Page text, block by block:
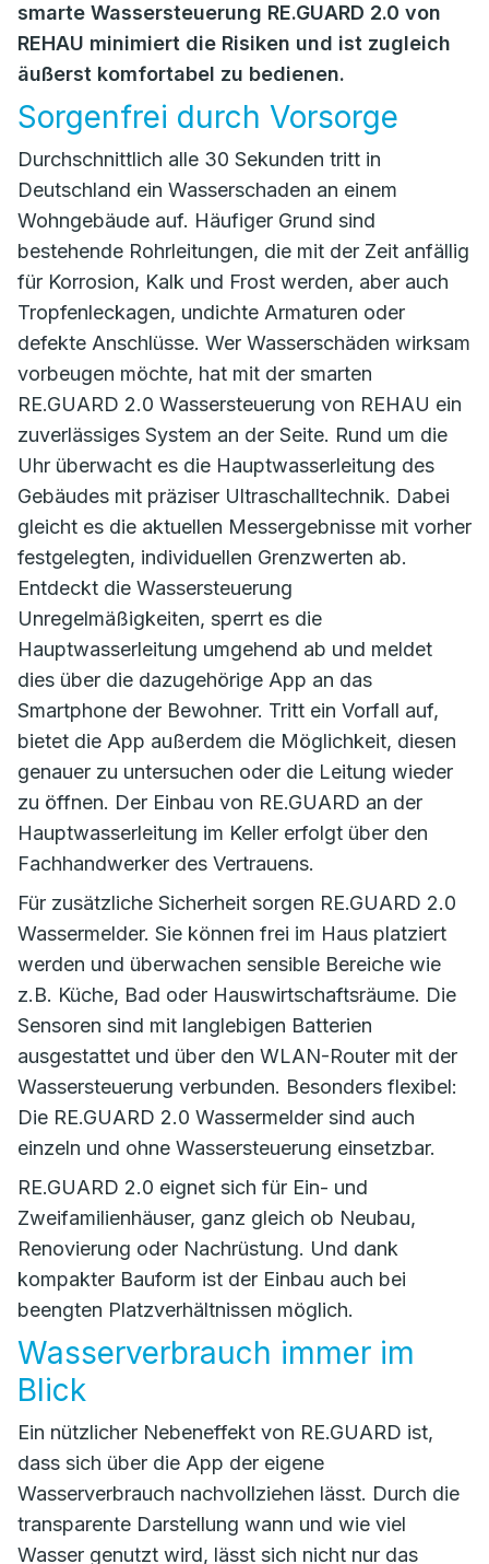
smarte Wassersteuerung RE.GUARD 2.0 von
REHAU minimiert die Risiken und ist zugleich
äußerst komfortabel zu bedienen.
Sorgenfrei durch Vorsorge
Durchschnittlich alle 30 Sekunden tritt in
Deutschland ein Wasserschaden an einem
Wohngebäude auf. Häufiger Grund sind
bestehende Rohrleitungen, die mit der Zeit anfällig
für Korrosion, Kalk und Frost werden, aber auch
Tropfenleckagen, undichte Armaturen oder
defekte Anschlüsse. Wer Wasserschäden wirksam
vorbeugen möchte, hat mit der smarten
RE.GUARD 2.0 Wassersteuerung von REHAU ein
zuverlässiges System an der Seite. Rund um die
Uhr überwacht es die Hauptwasserleitung des
Gebäudes mit präziser Ultraschalltechnik. Dabei
gleicht es die aktuellen Messergebnisse mit vorher
festgelegten, individuellen Grenzwerten ab.
Entdeckt die Wassersteuerung
Unregelmäßigkeiten, sperrt es die
Hauptwasserleitung umgehend ab und meldet
dies über die dazugehörige App an das
Smartphone der Bewohner. Tritt ein Vorfall auf,
bietet die App außerdem die Möglichkeit, diesen
genauer zu untersuchen oder die Leitung wieder
zu öffnen. Der Einbau von RE.GUARD an der
Hauptwasserleitung im Keller erfolgt über den
Fachhandwerker des Vertrauens.
Für zusätzliche Sicherheit sorgen RE.GUARD 2.0
Wassermelder. Sie können frei im Haus platziert
werden und überwachen sensible Bereiche wie
z.B. Küche, Bad oder Hauswirtschaftsräume. Die
Sensoren sind mit langlebigen Batterien
ausgestattet und über den WLAN-Router mit der
Wassersteuerung verbunden. Besonders flexibel:
Die RE.GUARD 2.0 Wassermelder sind auch
einzeln und ohne Wassersteuerung einsetzbar.
RE.GUARD 2.0 eignet sich für Ein- und
Zweifamilienhäuser, ganz gleich ob Neubau,
Renovierung oder Nachrüstung. Und dank
kompakter Bauform ist der Einbau auch bei
beengten Platzverhältnissen möglich.
Wasserverbrauch immer im
Blick
Ein nützlicher Nebeneffekt von RE.GUARD ist,
dass sich über die App der eigene
Wasserverbrauch nachvollziehen lässt. Durch die
transparente Darstellung wann und wie viel
Wasser genutzt wird, lässt sich nicht nur das